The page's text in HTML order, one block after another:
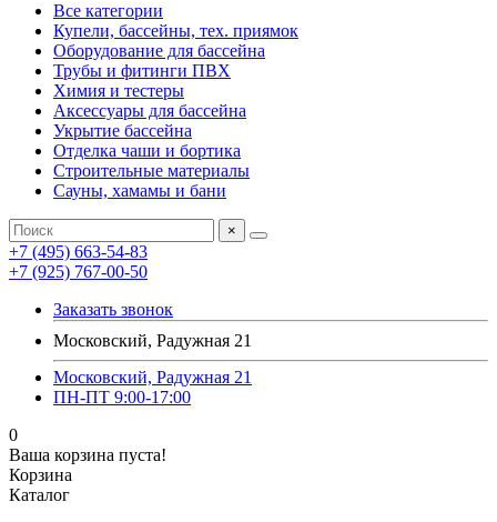
Все категории
Купели, бассейны, тех. приямок
Оборудование для бассейна
Трубы и фитинги ПВХ
Химия и тестеры
Аксессуары для бассейна
Укрытие бассейна
Отделка чаши и бортика
Строительные материалы
Сауны, хамамы и бани
×
+7 (495) 663-54-83
+7 (925) 767-00-50
Заказать звонок
Московский, Радужная 21
Московский, Радужная 21
ПН-ПТ 9:00-17:00
0
Ваша корзина пуста!
Корзина
Каталог